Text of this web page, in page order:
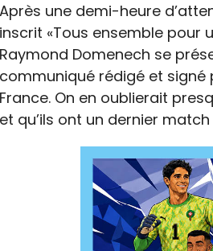
Après une demi-heure
inscrit «Tous ensemble pour
Raymond Domenech se
communiqué rédigé et signé
France. On en oublierait
et qu’ils ont un dernier